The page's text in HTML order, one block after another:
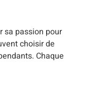
sa passion pour
choisir de
Chaque